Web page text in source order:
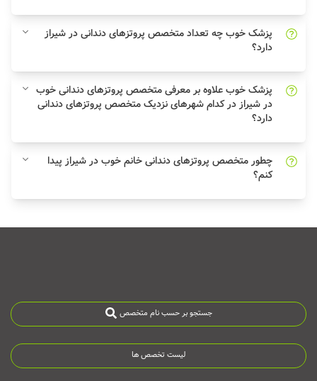
پزشک خوب چه تعداد متخصص پروتزهای دندانی در شیراز
دارد؟
پزشک خوب علاوه بر معرفی متخصص پروتزهای دندانی خوب
در شیراز در کدام شهرهای نزدیک متخصص پروتزهای دندانی
دارد؟
چطور متخصص پروتزهای دندانی خانم خوب در شیراز پیدا
کنم؟
جستجو بر حسب نام متخصص
لیست تخصص ها